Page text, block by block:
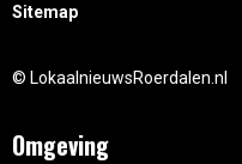
Sitemap
© LokaalnieuwsRoerdalen.nl
Omgeving